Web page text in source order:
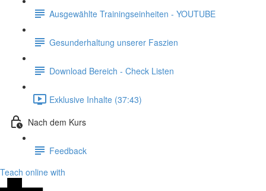
Ausgewählte Trainingseinheiten - YOUTUBE
Gesunderhaltung unserer Faszien
Download Bereich - Check Listen
Exklusive Inhalte (37:43)
Nach dem Kurs
Feedback
Teach online with